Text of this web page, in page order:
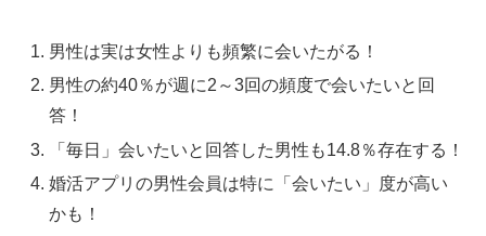
男性は実は女性よりも頻繁に会いたがる！
男性の約40％が週に2～3回の頻度で会いたいと回
答！
「毎日」会いたいと回答した男性も14.8％存在する！
婚活アプリの男性会員は特に「会いたい」度が高い
かも！